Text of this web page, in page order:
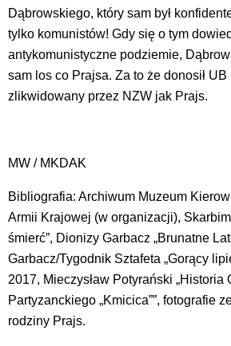
Dąbrowskiego, który sam był
tylko komunistów! Gdy się o tym
antykomunistyczne podziemie,
sam los co Prajsa. Za to że donosił UB
zlikwidowany przez NZW jak Prajs.
MW / MKDAK
Bibliografia: Archiwum Muzeum
Armii Krajowej (w organizacji),
śmierć”, Dionizy Garbacz „Brunatne
Garbacz/Tygodnik Sztafeta „Gorący
2017, Mieczysław Potyrański „Historia
Partyzanckiego „Kmicica””, fotografie
rodziny Prajs.